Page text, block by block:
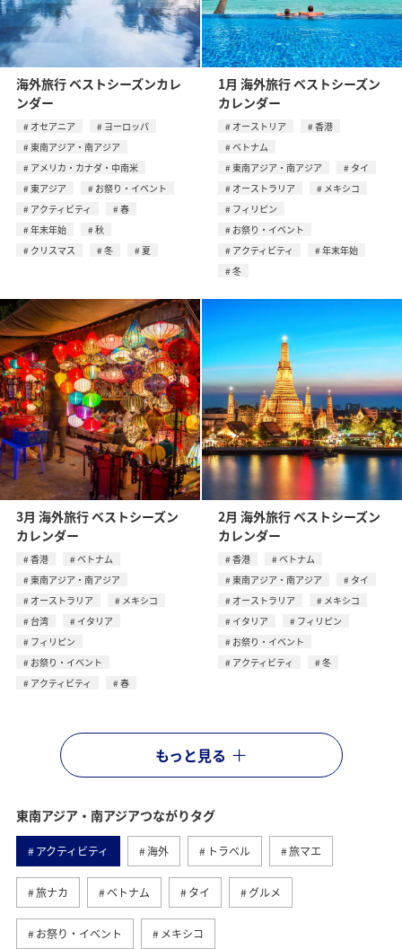
海外旅行 ベストシーズンカレ
ンダー
オセアニア
ヨーロッパ
東南アジア・南アジア
アメリカ・カナダ・中南米
東アジア
お祭り・イベント
アクティビティ
春
年末年始
秋
クリスマス
冬 夏
1月 海外旅行 ベストシーズン
カレンダー
オーストリア
香港
ベトナム
東南アジア・南アジア
タイ
オーストラリア
メキシコ
フィリピン
お祭り・イベント
アクティビティ
年末年始
冬
3月 海外旅行 ベストシーズン
カレンダー
香港
ベトナム
東南アジア・南アジア
オーストラリア
メキシコ
台湾
イタリア
フィリピン
お祭り・イベント
アクティビティ
春
2月 海外旅行 ベストシーズン
カレンダー
香港
ベトナム
東南アジア・南アジア
タイ
オーストラリア
メキシコ
イタリア
フィリピン
お祭り・イベント
アクティビティ
冬
もっと見る
東南アジア・南アジアつながりタグ
アクティビティ 海外 トラベル 旅マエ
旅ナカ ベトナム タイ グルメ
お祭り・イベント メキシコ